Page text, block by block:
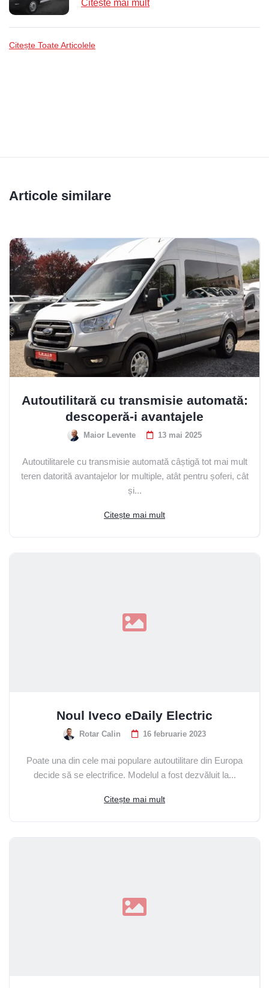
Citește mai mult
Citește Toate Articolele
Articole similare
Autoutilitară cu transmisie automată:
descoperă-i avantajele
Maior Levente 13 mai 2025
Autoutilitarele cu transmisie automată câștigă tot mai mult
teren datorită avantajelor lor multiple, atât pentru șoferi, cât
și...
Citește mai mult
Noul Iveco eDaily Electric
Rotar Calin 16 februarie 2023
Poate una din cele mai populare autoutilitare din Europa
decide să se electrifice. Modelul a fost dezvăluit la...
Citește mai mult
Bun venit pe chatul nostru!
Vă rugăm să introduceți adresa de e-mail pentru a
începe conversația cu noi. Vom folosi această adresă